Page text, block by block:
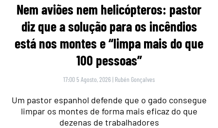
Nem aviões nem helicópteros: pastor
diz que a solução para os incêndios
está nos montes e “limpa mais do que
100 pessoas”
17:00 5 Agosto, 2026 | Rubén Gonçalves
Um pastor espanhol defende que o gado consegue
limpar os montes de forma mais eficaz do que
dezenas de trabalhadores